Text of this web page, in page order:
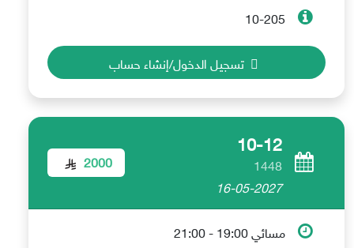
10-205
تسجيل الدخول/إنشاء حساب
10-12
1448
16-05-2027
2000
مسائي 19:00 - 21:00